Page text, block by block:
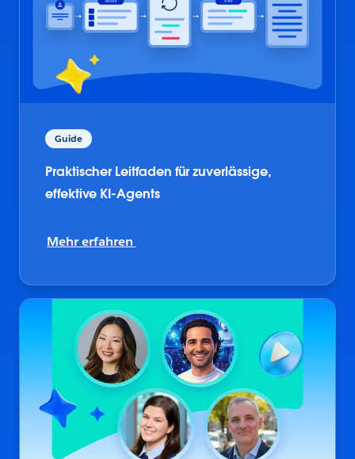
Guide
Praktischer Leitfaden für zuverlässige,
effektive KI-Agents
Mehr erfahren